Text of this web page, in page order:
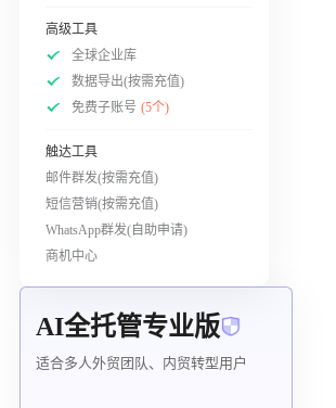
高级工具
全球企业库
数据导出(按需充值)
免费子账号 (5个)
触达工具
邮件群发(按需充值)
短信营销(按需充值)
WhatsApp群发(自助申请)
商机中心
AI全托管专业版
适合多人外贸团队、内贸转型用户